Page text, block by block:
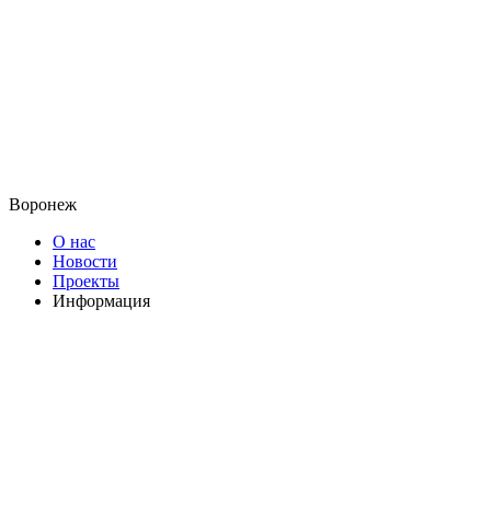
Воронеж
О нас
Новости
Проекты
Информация